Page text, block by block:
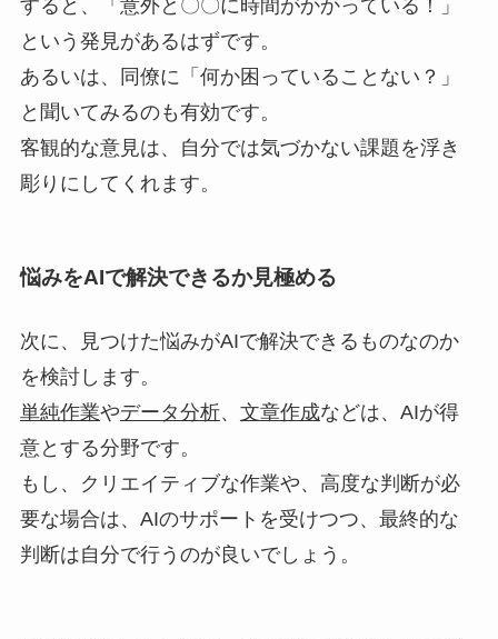
すると、「意外と〇〇に時間がかかっている！」
という発見があるはずです。
あるいは、同僚に「何か困っていることない？」
と聞いてみるのも有効です。
客観的な意見は、自分では気づかない課題を浮き
彫りにしてくれます。
悩みをAIで解決できるか見極める
次に、見つけた悩みがAIで解決できるものなのか
を検討します。
単純作業やデータ分析、 文章作成などは、AIが得
意とする分野です。
もし、クリエイティブな作業や、高度な判断が必
要な場合は、AIのサポートを受けつつ、最終的な
判断は自分で行うのが良いでしょう。